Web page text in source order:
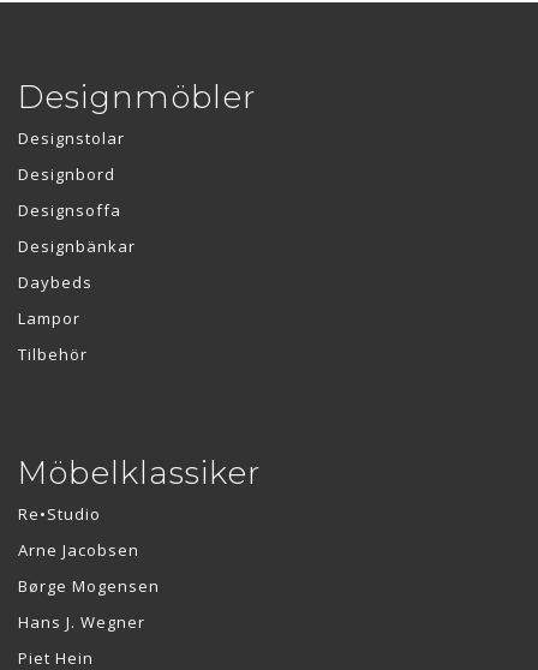
Designmöbler
Designstolar
Designbord
Designsoffa
Designbänkar
Daybeds
Lampor
Tilbehör
Möbelklassiker
Re•Studio
Arne Jacobsen
Børge Mogensen
Hans J. Wegner
Piet Hein